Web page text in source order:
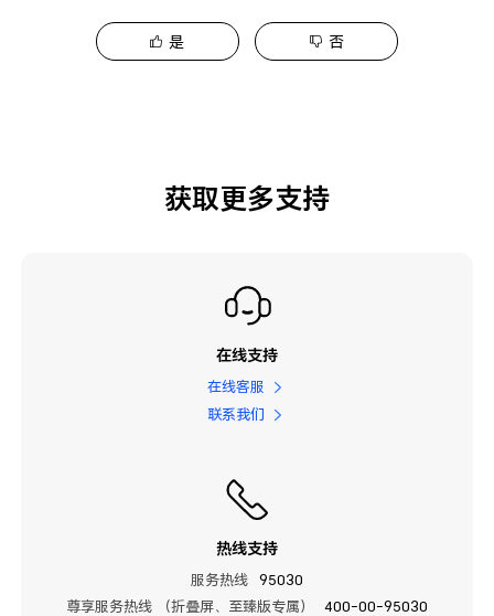
是 否
获取更多支持
在线支持
在线客服
联系我们
热线支持
服务热线
95030
尊享服务热线 （折叠屏、至臻版专属）
400-00-95030